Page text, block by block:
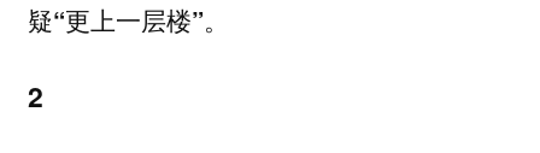
疑“更上一层楼”。
2